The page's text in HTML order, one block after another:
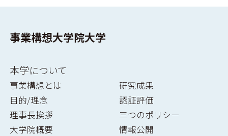
事業構想大学院大学
本学について
事業構想とは
目的/理念
理事長挨拶
大学院概要
研究成果
認証評価
三つのポリシー
情報公開